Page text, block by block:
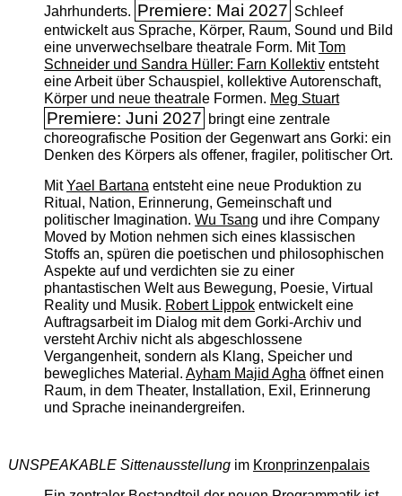
Jahrhunderts. Premiere: Mai 2027 Schleef
entwickelt aus Sprache, Körper, Raum, Sound und Bild
eine unverwechselbare theatrale Form. MitTom
Schneider und Sandra Hüller: Farn Kollektiventsteht
eine Arbeit über Schauspiel, kollektive Autorenschaft,
Körper und neue theatrale Formen. Meg Stuart
Premiere: Juni 2027 bringt eine zentrale
choreografische Position der Gegenwart ans Gorki: ein
Denken des Körpers als offener, fragiler, politischer Ort.
MitYael Bartanaentsteht eine neue Produktion zu
Ritual, Nation, Erinnerung, Gemeinschaft und
politischer Imagination. Wu Tsang und ihre Company
Moved by Motion nehmen sich eines klassischen
Stoffs an, spüren die poetischen und philosophischen
Aspekte auf und verdichten sie zu einer
phantastischen Welt aus Bewegung, Poesie, Virtual
Reality und Musik. Robert Lippokentwickelt eine
Auftragsarbeit im Dialog mit dem Gorki-Archiv und
versteht Archiv nicht als abgeschlossene
Vergangenheit, sondern als Klang, Speicher und
bewegliches Material. Ayham Majid Aghaöffnet einen
Raum, in dem Theater, Installation, Exil, Erinnerung
und Sprache ineinandergreifen.
UNSPEAKABLE Sittenausstellungim Kronprinzenpalais